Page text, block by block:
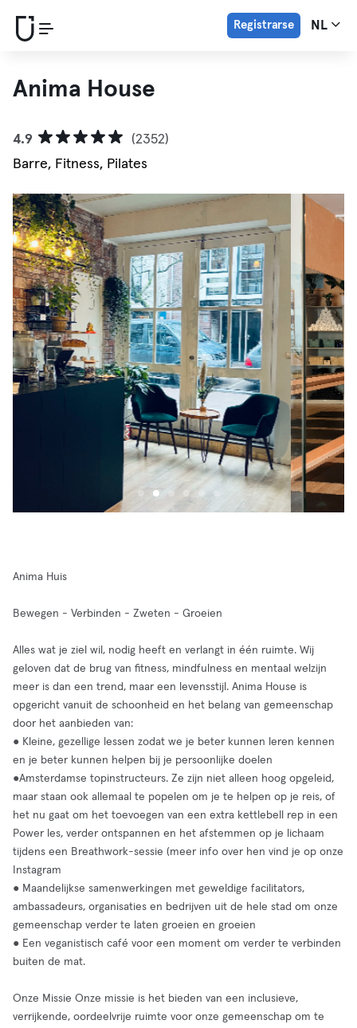
Registrarse NL
Anima House
4.9
(2352)
Barre, Fitness, Pilates
Anima Huis
Bewegen - Verbinden - Zweten - Groeien
Alles wat je ziel wil, nodig heeft en verlangt in één ruimte. Wij
geloven dat de brug van fitness, mindfulness en mentaal welzijn
meer is dan een trend, maar een levensstijl. Anima House is
opgericht vanuit de schoonheid en het belang van gemeenschap
door het aanbieden van:
● Kleine, gezellige lessen zodat we je beter kunnen leren kennen
en je beter kunnen helpen bij je persoonlijke doelen
●Amsterdamse topinstructeurs. Ze zijn niet alleen hoog opgeleid,
maar staan ook allemaal te popelen om je te helpen op je reis, of
het nu gaat om het toevoegen van een extra kettlebell rep in een
Power les, verder ontspannen en het afstemmen op je lichaam
tijdens een Breathwork-sessie (meer info over hen vind je op onze
Instagram
● Maandelijkse samenwerkingen met geweldige facilitators,
ambassadeurs, organisaties en bedrijven uit de hele stad om onze
gemeenschap verder te laten groeien en groeien
● Een veganistisch café voor een moment om verder te verbinden
buiten de mat.
Onze Missie Onze missie is het bieden van een inclusieve,
verrijkende, oordeelvrije ruimte voor onze gemeenschap om te